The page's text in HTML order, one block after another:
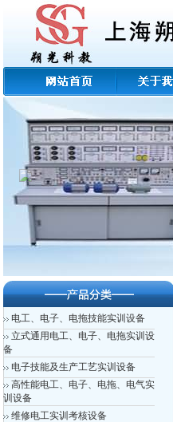
电工、电子、电拖技能实训设备
立式通用电工、电子、电拖实训设
备
电子技能及生产工艺实训设备
高性能电工、电子、电拖、电气实
训设备
维修电工实训考核设备